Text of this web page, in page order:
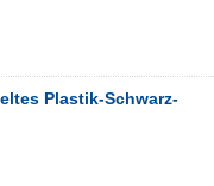
Plastik-Schwarz-